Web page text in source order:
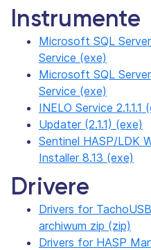
Instrumente
Microsoft SQL
Service (exe)
Microsoft SQL
Service (exe)
INELO Service 2.1.1.1
Updater (2.1.1) (exe)
Sentinel HASP/LDK
Installer 8.13 (exe)
Drivere
Drivers for
archiwum zip (zip)
Drivers for HASP